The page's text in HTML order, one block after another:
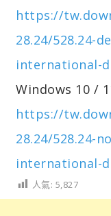
https://
28.24/528.24-
international-
Windows 10 /
https://
28.24/528.24-
international-
人氣: 5,827